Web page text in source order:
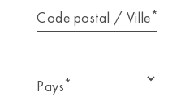
Code postal / Ville*
Pays*